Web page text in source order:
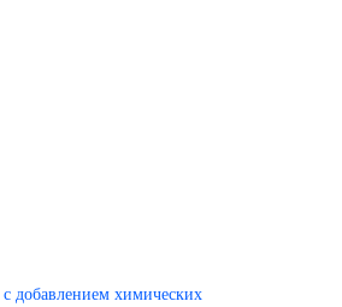
с добавлением химических